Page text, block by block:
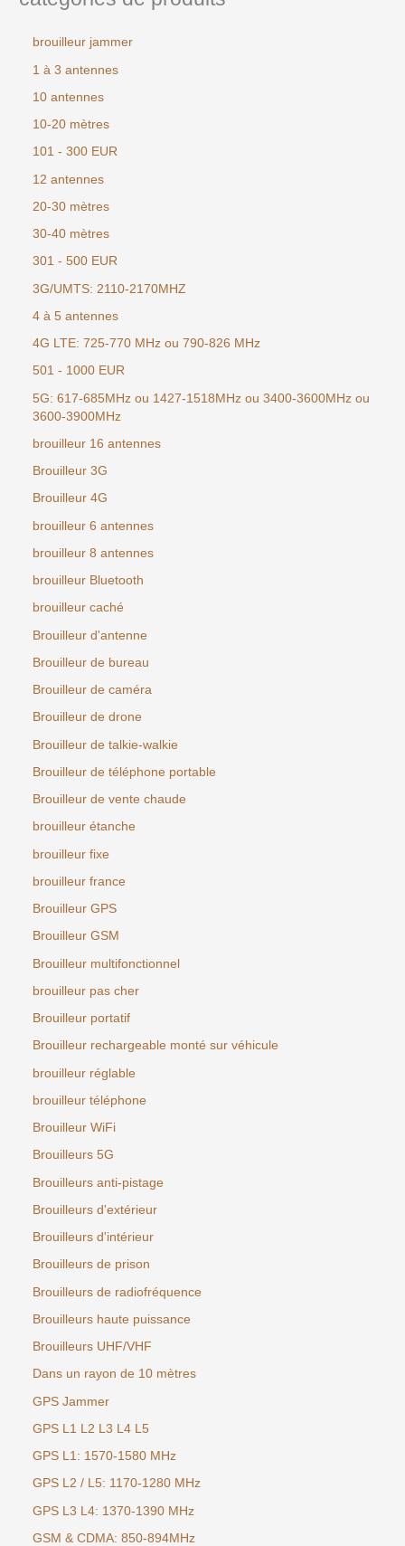
brouilleur jammer
1 à 3 antennes
10 antennes
10-20 mètres
101 - 300 EUR
12 antennes
20-30 mètres
30-40 mètres
301 - 500 EUR
3G/UMTS: 2110-2170MHZ
4 à 5 antennes
4G LTE: 725-770 MHz ou 790-826 MHz
501 - 1000 EUR
5G: 617-685MHz ou 1427-1518MHz ou 3400-3600MHz ou
3600-3900MHz
brouilleur 16 antennes
Brouilleur 3G
Brouilleur 4G
brouilleur 6 antennes
brouilleur 8 antennes
brouilleur Bluetooth
brouilleur caché
Brouilleur d'antenne
Brouilleur de bureau
Brouilleur de caméra
Brouilleur de drone
Brouilleur de talkie-walkie
Brouilleur de téléphone portable
Brouilleur de vente chaude
brouilleur étanche
brouilleur fixe
brouilleur france
Brouilleur GPS
Brouilleur GSM
Brouilleur multifonctionnel
brouilleur pas cher
Brouilleur portatif
Brouilleur rechargeable monté sur véhicule
brouilleur réglable
brouilleur téléphone
Brouilleur WiFi
Brouilleurs 5G
Brouilleurs anti-pistage
Brouilleurs d'extérieur
Brouilleurs d'intérieur
Brouilleurs de prison
Brouilleurs de radiofréquence
Brouilleurs haute puissance
Brouilleurs UHF/VHF
Dans un rayon de 10 mètres
GPS Jammer
GPS L1 L2 L3 L4 L5
GPS L1: 1570-1580 MHz
GPS L2 / L5: 1170-1280 MHz
GPS L3 L4: 1370-1390 MHz
GSM & CDMA: 850-894MHz